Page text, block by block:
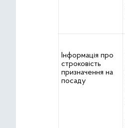
Інформація про
строковість
призначення на
посаду